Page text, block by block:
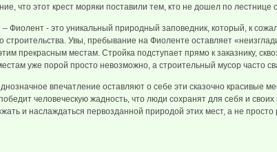
что этот крест моряки поставили тем, кто не дошел по
– Фиолент - это уникальный природный заповедник, который, к
строительства. Увы, пребывание на Фиоленте оставляет
прекрасным местам. Стройка подступает прямо к заказнику,
уже порой просто невозможно, а строительный мусор часто
впечатление оставляют о себе эти сказочно красивые
человеческую жадность, что люди сохранят для себя и
и наслаждаться первозданной природой этих мест, а не просто